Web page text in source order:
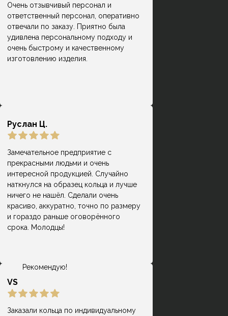
Очень отзывчивый персонал и
ответственный персонал, оперативно
отвечали по заказу. Приятно была
удивлена персональному подходу и
очень быстрому и качественному
изготовлению изделия.
Замечательное предприятие с
прекрасными людьми и очень
интересной продукцией. Случайно
наткнулся на образец кольца и лучше
ничего не нашёл. Сделали очень
красиво, аккуратно, точно по размеру
и гораздо раньше оговорённого
срока. Молодцы!
Руслан Ц.
Кольца классные, причем, делают
оперативно, есть своя система
лояльности и скидок, что весьма
приятно) Мне на помолвку молодой
человек заказывал кольцо, но
Гузель
Заказали кольца по индивидуальному
VS
Замечательное место! Долго искала,
где можно сделать интересные
кольца из своего металла. Очень
благодарна мастеру и
администратору, которые
достаточно подробно отвечали на
Рекомендую!
Раиса Дёмкина